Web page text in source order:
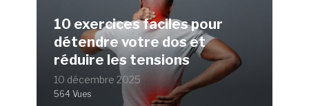
10 exercices faciles pour
détendre votre dos et
réduire les tensions
10 décembre 2025
564 Vues